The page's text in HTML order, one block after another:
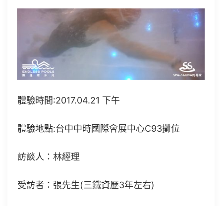
體驗時間:2017.04.21 下午
體驗地點:台中中時國際會展中心C93攤位
訪談人：林經理
受訪者：張先生(三鐵資歷3年左右)